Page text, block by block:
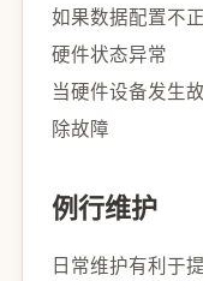
如果数据配置不
硬件状态异常
当硬件设备发生
除故障
例行维护
日常维护有利于